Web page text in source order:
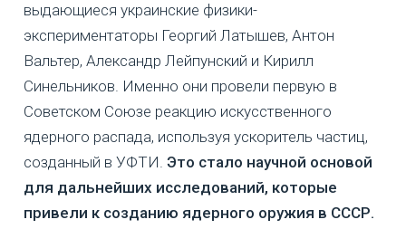
выдающиеся украинские физики-
экспериментаторы Георгий Латышев, Антон
Вальтер, Александр Лейпунский и Кирилл
Синельников. Именно они провели первую в
Советском Союзе реакцию искусственного
ядерного распада, используя ускоритель частиц,
созданный в УФТИ. Это стало научной основой
для дальнейших исследований, которые
привели к созданию ядерного оружия в СССР.